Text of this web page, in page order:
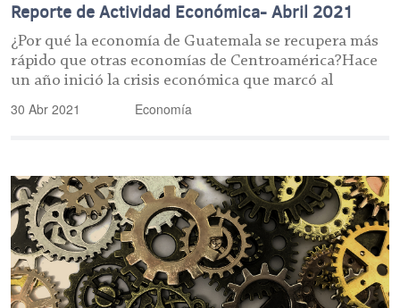
Reporte de Actividad Económica- Abril 2021
¿Por qué la economía de Guatemala se recupera más
rápido que otras economías de Centroamérica?Hace
un año inició la crisis económica que marcó al
30 Abr 2021 Economía